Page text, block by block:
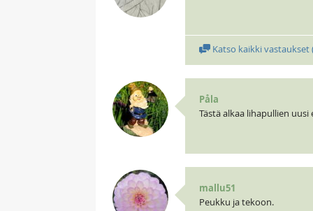
Katso kaikki vastaukset
Påla
Tästä alkaa lihapullien uusi
mallu51
Peukku ja tekoon.